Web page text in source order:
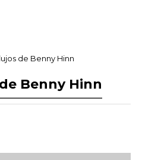
de Benny Hinn
Benny Hinn